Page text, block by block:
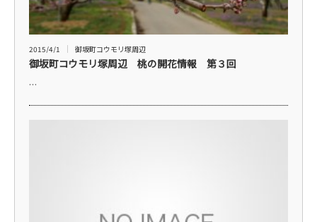
2015/4/1 御坂町コウモリ塚周辺
御坂町コウモリ塚周辺 桃の開花情報 第３回
…